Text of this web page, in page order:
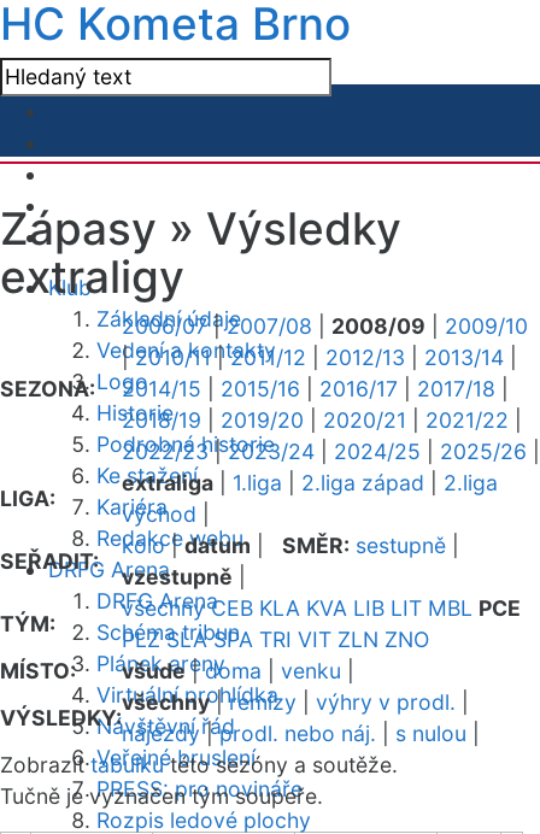
HC Kometa Brno
Klub
Základní údaje
Vedení a kontakty
Logo
Historie
Podrobná historie
Ke stažení
Kariéra
Redakce webu
DRFG Arena
DRFG Arena
Schéma tribun
Plánek areny
Virtuální prohlídka
Návštěvní řád
Veřejné bruslení
PRESS: pro novináře
Rozpis ledové plochy
Zápasy » Výsledky
extraligy
SEZONA:
2006/07|2007/08 2008/09
2009/10
|2010/11|2011/12 2012/13 2013/14
2014/15
2015/16 2016/17 2017/18
2018/19
2019/20 2020/21 2021/22
2022/23|2023/24 2024/25 2025/26
LIGA:
extraliga 1.liga 2.liga západ
2.liga
východ
SEŘADIT:
kolo|datum SMĚR: sestupně
vzestupně
TÝM:
všechny CEB KLA KVA LIB LIT MBL PCE
PLZ SLA SPA TRI VIT ZLN ZNO
MÍSTO:
všude|doma venku
VÝSLEDKY:
všechny|remízy výhry v prodl.
nájezdy|prodl. nebo náj. s nulou
Zobrazittabulkutéto sezóny a soutěže.
Tučně je vyznačen tým soupeře.